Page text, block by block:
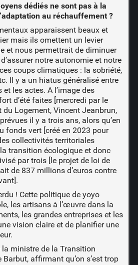
dédiés ne sont pas à la
au réchauffement ?
apparaissent beaux et
mais ils omettent un levier
et nous permettrait de diminuer
notre autonomie et notre
coups climatiques : la sobriété,
Il y a un hiatus généralisé entre
les actes. A l’image des
d’été faites [mercredi par le
du Logement, Vincent Jeanbrun,
il y a trois ans, alors qu’en
fonds vert [créé en 2023 pour
collectivités territoriales
transition écologique et donc
par trois [le projet de loi de
de 837 millions d’euros contre
! Cette politique de yoyo
les artisans à l’œuvre dans la
les grandes entreprises et les
vision claire et de planifier une
la ministre de la Transition
affirmant qu’on s’est trop